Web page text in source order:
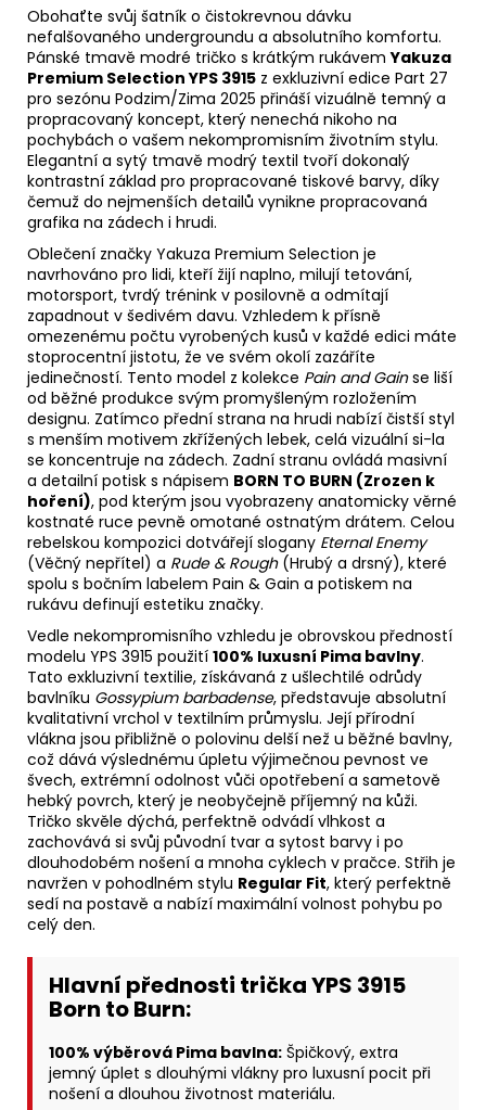
Obohaťte svůj šatník o čistokrevnou dávku
nefalšovaného undergroundu a absolutního komfortu.
Pánské tmavě modré tričko s krátkým rukávemYakuza
Premium Selection YPS 3915 z exkluzivní edice Part 27
pro sezónu Podzim/Zima 2025 přináší vizuálně temný a
propracovaný koncept, který nenechá nikoho na
pochybách o vašem nekompromisním životním stylu.
Elegantní a sytý tmavě modrý textil tvoří dokonalý
kontrastní základ pro propracované tiskové barvy, díky
čemuž do nejmenších detailů vynikne propracovaná
grafika na zádech i hrudi.
Oblečení značky Yakuza Premium Selection je
navrhováno pro lidi, kteří žijí naplno, milují tetování,
motorsport, tvrdý trénink v posilovně a odmítají
zapadnout v šedivém davu. Vzhledem k přísně
omezenému počtu vyrobených kusů v každé edici máte
stoprocentní jistotu, že ve svém okolí zazáříte
jedinečností. Tento model z kolekce Pain and Gainse liší
od běžné produkce svým promyšleným rozložením
designu. Zatímco přední strana na hrudi nabízí čistší styl
s menším motivem zkřížených lebek, celá vizuální si-la
se koncentruje na zádech. Zadní stranu ovládá masivní
a detailní potisk s nápisem BORN TO BURN (Zrozen k
hoření), pod kterým jsou vyobrazeny anatomicky věrné
kostnaté ruce pevně omotané ostnatým drátem. Celou
rebelskou kompozici dotvářejí slogany Eternal Enemy
(Věčný nepřítel) a Rude & Rough(Hrubý a drsný), které
spolu s bočním labelem Pain & Gain a potiskem na
rukávu definují estetiku značky.
Vedle nekompromisního vzhledu je obrovskou předností
modelu YPS 3915 použití 100% luxusní Pima bavlny.
Tato exkluzivní textilie, získávaná z ušlechtilé odrůdy
bavlníku Gossypium barbadense, představuje absolutní
kvalitativní vrchol v textilním průmyslu. Její přírodní
vlákna jsou přibližně o polovinu delší než u běžné bavlny,
což dává výslednému úpletu výjimečnou pevnost ve
švech, extrémní odolnost vůči opotřebení a sametově
hebký povrch, který je neobyčejně příjemný na kůži.
Tričko skvěle dýchá, perfektně odvádí vlhkost a
zachovává si svůj původní tvar a sytost barvy i po
dlouhodobém nošení a mnoha cyklech v pračce. Střih je
navržen v pohodlném stylu Regular Fit, který perfektně
sedí na postavě a nabízí maximální volnost pohybu po
celý den.
Hlavní přednosti trička YPS 3915
Born to Burn:
100% výběrová Pima bavlna: Špičkový, extra
jemný úplet s dlouhými vlákny pro luxusní pocit při
nošení a dlouhou životnost materiálu.